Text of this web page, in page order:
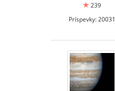
239
Príspevky: 20031